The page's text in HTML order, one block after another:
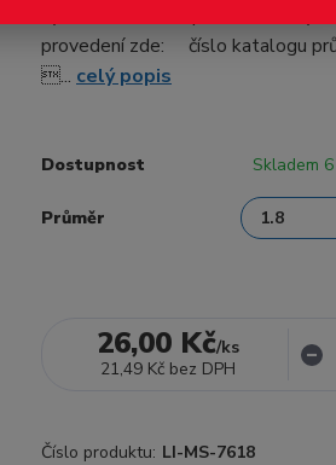
výběru u každého profilu. Trubky
provedení zde: číslo katalogu
... celý popis
Dostupnost Skladem
Průměr
26,00 Kč/ks
21,49 Kč bez DPH
Číslo produktu: LI-MS-7618